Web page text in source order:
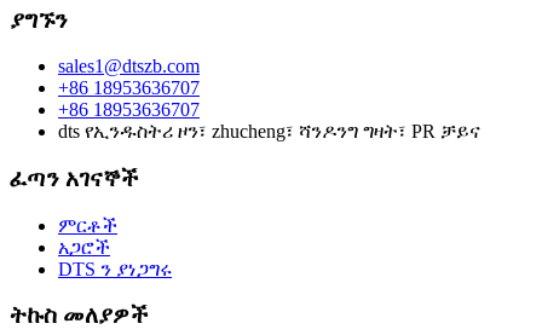
ያግኙን
sales1@dtszb.com
+86 18953636707
+86 18953636707
dts የኢንዱስትሪ ዞን፣ zhucheng፣ ሻንዶንግ ግዛት፣ PR ቻይና
ፈጣን አገናኞች
ምርቶች
አጋሮች
DTS ን ያነጋግሩ
ትኩስ መለያዎች